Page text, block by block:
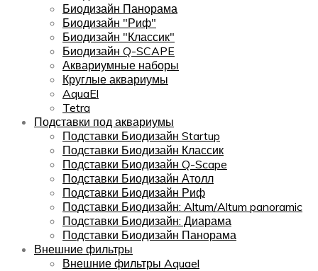
Биодизайн Панорама
Биодизайн "Риф"
Биодизайн "Классик"
Биодизайн Q-SCAPE
Аквариумные наборы
Круглые аквариумы
AquaEl
Tetra
Подставки под аквариумы
Подставки Биодизайн Startup
Подставки Биодизайн Классик
Подставки Биодизайн Q-Scape
Подставки Биодизайн Атолл
Подставки Биодизайн Риф
Подставки Биодизайн: Altum/Altum panoramic
Подставки Биодизайн: Диарама
Подставки Биодизайн Панорама
Внешние фильтры
Внешние фильтры Aquael